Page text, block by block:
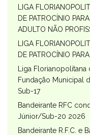
LIGA
DE PATROCÍNIO
ADULTO NÃO
LIGA
DE PATROCÍNIO
Liga
Fundação Municipal
Sub-17
Bandeirante RFC
Júnior/Sub-20 2026
Bandeirante R.F.C. e